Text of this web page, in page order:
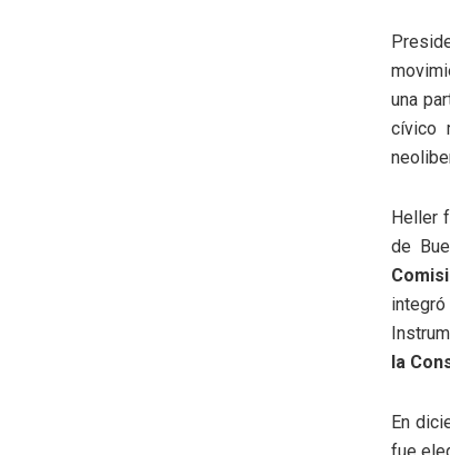
una
cívico
Heller
de
la
En